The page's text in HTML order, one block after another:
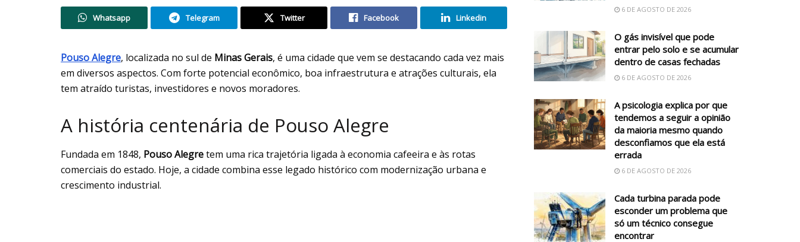
Whatsapp Telegram Twitter Facebook Linkedin
Pouso Alegre, localizada no sul de Minas Gerais, é uma cidade que vem se destacando cada vez mais
em diversos aspectos. Com forte potencial econômico, boa infraestrutura e atrações culturais, ela
tem atraído turistas, investidores e novos moradores.
A história centenária de Pouso Alegre
Fundada em 1848, Pouso Alegretem uma rica trajetória ligada à economia cafeeira e às rotas
comerciais do estado. Hoje, a cidade combina esse legado histórico com modernização urbana e
crescimento industrial.
6 DE AGOSTO DE 2026
O gás invisível que pode
entrar pelo solo e se acumular
dentro de casas fechadas
6 DE AGOSTO DE 2026
A psicologia explica por que
tendemos a seguir a opinião
da maioria mesmo quando
desconfiamos que ela está
errada
6 DE AGOSTO DE 2026
Cada turbina parada pode
esconder um problema que
só um técnico consegue
encontrar